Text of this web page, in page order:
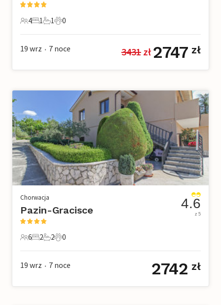
4 Goście
4
1 Sypialnia
1
1 Łazienka
1
0 Zwierzęta domowe
0
19 wrz • 7 noce 3431 zł 2747 zł
Chorwacja
Pazin-Gracisce
6 Goście
6
2 Sypialnie
2
2 Łazienki
2
0 Zwierzęta domowe
0
4.6
z 5
19 wrz • 7 noce 2742 zł